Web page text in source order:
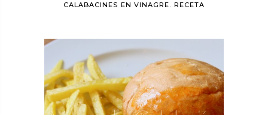
CALABACINES EN VINAGRE. RECETA